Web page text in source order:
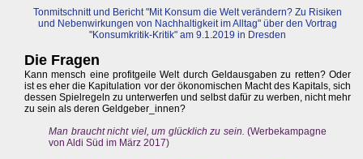
Tonmitschnitt und Bericht "Mit Konsum die Welt verändern? Zu Risiken
und Nebenwirkungen von Nachhaltigkeit im Alltag" über den Vortrag
"Konsumkritik-Kritik" am 9.1.2019 in Dresden
Die Fragen
Kann mensch eine profitgeile Welt durch Geldausgaben zu retten? Oder
ist es eher die Kapitulation vor der ökonomischen Macht des Kapitals, sich
dessen Spielregeln zu unterwerfen und selbst dafür zu werben, nicht mehr
zu sein als deren Geldgeber_innen?
Man braucht nicht viel, um glücklich zu sein. (Werbekampagne
von Aldi Süd im März 2017)